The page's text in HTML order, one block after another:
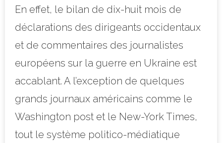
En effet, le bilan de dix-huit mois de
déclarations des dirigeants occidentaux
et de commentaires des journalistes
européens sur la guerre en Ukraine est
accablant. A l’exception de quelques
grands journaux américains comme le
Washington post et le New-York Times,
tout le système politico-médiatique